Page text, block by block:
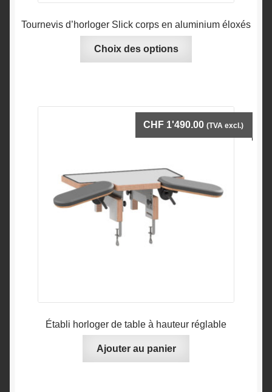
Tournevis d’horloger Slick corps en aluminium éloxés
Choix des options
Les
choisies
sur
Établi horloger de table à hauteur réglable
CHF 1'490.00 (TVA excl.)
Ajouter au panier